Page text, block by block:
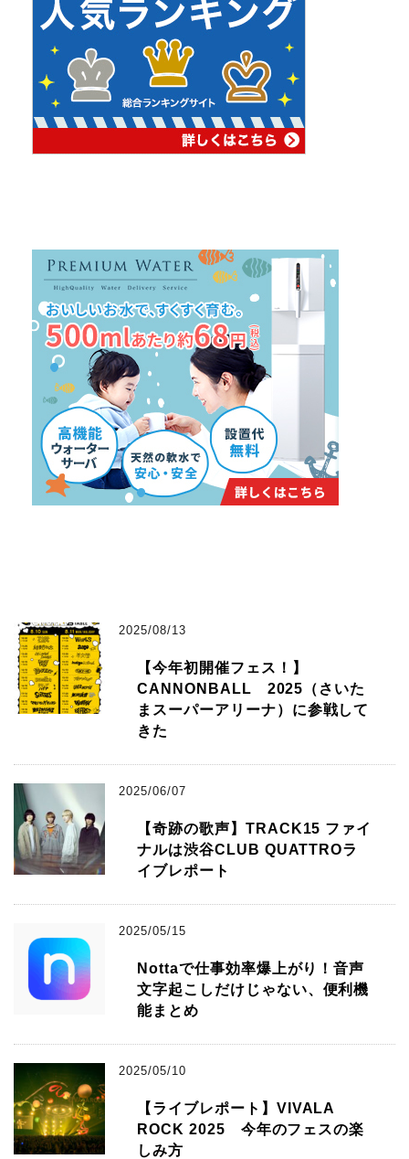
2025/08/13
【今年初開催フェス！】
CANNONBALL 2025（さいた
まスーパーアリーナ）に参戦して
きた
2025/06/07
【奇跡の歌声】TRACK15 ファイ
ナルは渋谷CLUB QUATTROラ
イブレポート
2025/05/15
Nottaで仕事効率爆上がり！音声
文字起こしだけじゃない、便利機
能まとめ
2025/05/10
【ライブレポート】VIVALA
ROCK 2025 今年のフェスの楽
しみ方